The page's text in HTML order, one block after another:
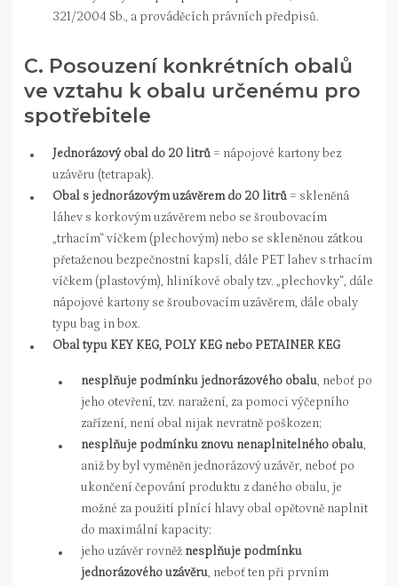
321/2004 Sb., a prováděcích právních předpisů.
C. Posouzení konkrétních obalů
ve vztahu k obalu určenému pro
spotřebitele
Jednorázový obal do 20 litrů = nápojové kartony bez
uzávěru (tetrapak).
Obal s jednorázovým uzávěrem do 20 litrů = skleněná
láhev s korkovým uzávěrem nebo se šroubovacím
„trhacím“ víčkem (plechovým) nebo se skleněnou zátkou
přetaženou bezpečnostní kapslí, dále PET lahev s trhacím
víčkem (plastovým), hliníkové obaly tzv. „plechovky“, dále
nápojové kartony se šroubovacím uzávěrem, dále obaly
typu bag in box.
Obal typu KEY KEG, POLY KEG nebo PETAINER KEG
nesplňuje podmínku jednorázového obalu, neboť po
jeho otevření, tzv. naražení, za pomoci výčepního
zařízení, není obal nijak nevratně poškozen;
nesplňuje podmínku znovu nenaplnitelného obalu,
aniž by byl vyměněn jednorázový uzávěr, neboť po
ukončení čepování produktu z daného obalu, je
možné za použití plnící hlavy obal opětovně naplnit
do maximální kapacity;
jeho uzávěr rovněž nesplňuje podmínku
jednorázového uzávěru, neboť ten při prvním